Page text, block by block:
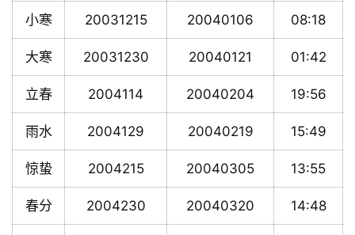
小寒 20031215 20040106 08:18
大寒 20031230 20040121 01:42
立春 2004114 20040204 19:56
雨水 2004129 20040219 15:49
惊蛰 2004215 20040305 13:55
春分 2004230 20040320 14:48